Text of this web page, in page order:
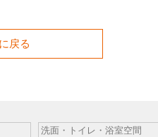
戻る
洗面・トイレ・浴室空間